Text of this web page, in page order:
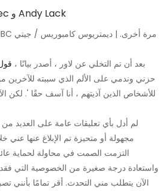
بعد أن تم التخلي عن لاور ، أصدر بيانًا ،
حزني وندمي على الألم الذي سببته للآخرين من
للأشخاص الذين آذيتهم ، أنا آسف حقًا '. لكن
لم أدل بأي تعليقات عامة على العديد
مجهولة أو متحيزة تم الإبلاغ عنها عني
التزمت الصمت في محاولة لحماية
واستعادة درجة صغيرة من الخصوصية التي
الآن يتطلب مني التحدث. أقر تمامًا بأنني